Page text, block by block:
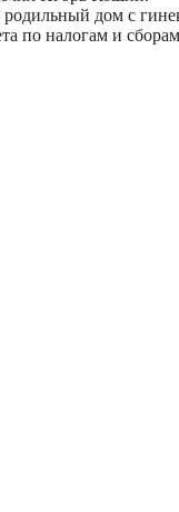
дом с
по налогам и